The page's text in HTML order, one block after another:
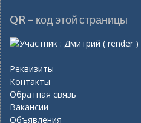
QR - код этой страницы
Реквизиты
Контакты
Обратная связь
Вакансии
Объявления